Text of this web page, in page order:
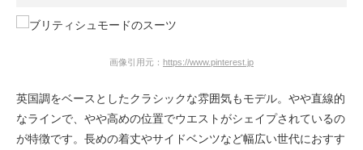
画像引用元： https://www.pinterest.jp
英国調をベースとしたクラシックな雰囲気もモデル。やや直線的
なラインで、やや高めの位置でウエストがシェイプされているの
が特徴です。長めの着丈やサイドベンツなど幅広い世代におすす